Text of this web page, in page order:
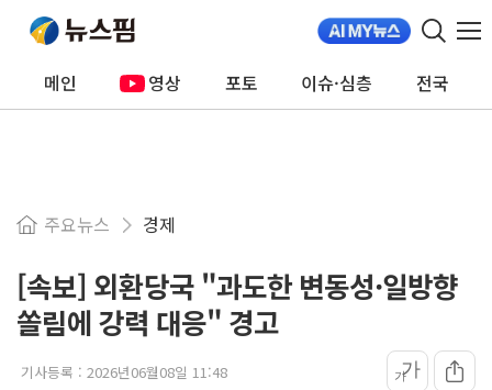
메인 영상 포토 이슈·심층 전국
주요뉴스 경제
[속보] 외환당국 "과도한 변동성·일방향
쏠림에 강력 대응" 경고
기사등록 : 2026년06월08일 11:48 가가